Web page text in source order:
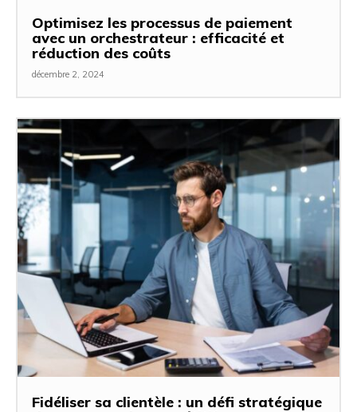
Optimisez les processus de paiement
avec un orchestrateur : efficacité et
réduction des coûts
décembre 2, 2024
Fidéliser sa clientèle : un défi stratégique